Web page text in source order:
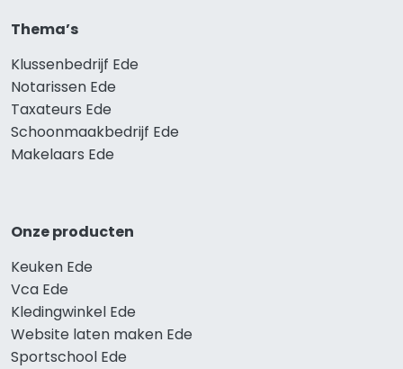
Thema’s
Klussenbedrijf Ede
Notarissen Ede
Taxateurs Ede
Schoonmaakbedrijf Ede
Makelaars Ede
Onze producten
Keuken Ede
Vca Ede
Kledingwinkel Ede
Website laten maken Ede
Sportschool Ede